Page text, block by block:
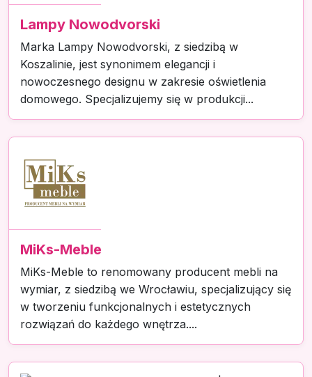
Lampy Nowodvorski
Marka Lampy Nowodvorski, z siedzibą w
Koszalinie, jest synonimem elegancji i
nowoczesnego designu w zakresie oświetlenia
domowego. Specjalizujemy się w produkcji...
MiKs-Meble
MiKs-Meble to renomowany producent mebli na
wymiar, z siedzibą we Wrocławiu, specjalizujący się
w tworzeniu funkcjonalnych i estetycznych
rozwiązań do każdego wnętrza....